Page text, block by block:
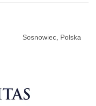
Sosnowiec, Polska